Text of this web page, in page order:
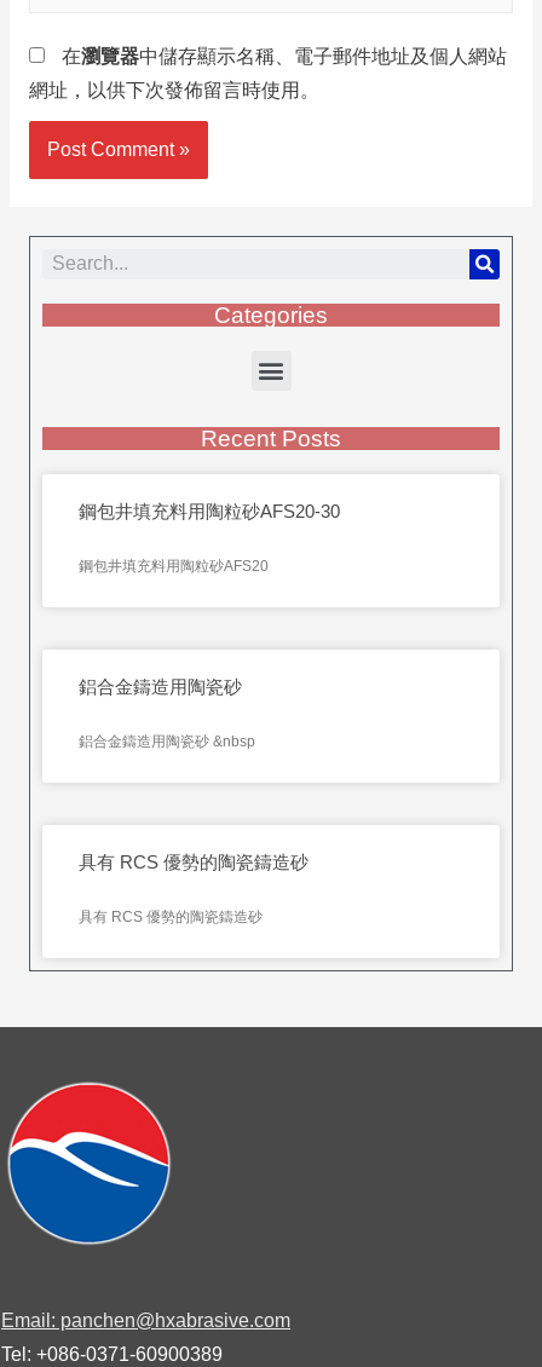
在瀏覽器中儲存顯示名稱、電子郵件地址及個人網站
網址，以供下次發佈留言時使用。
Categories
Recent Posts
鋼包井填充料用陶粒砂AFS20-30
鋼包井填充料用陶粒砂AFS20
鋁合金鑄造用陶瓷砂
鋁合金鑄造用陶瓷砂 &nbsp
具有 RCS 優勢的陶瓷鑄造砂
具有 RCS 優勢的陶瓷鑄造砂
Email: panchen@hxabrasive.com
Tel: +086-0371-60900389